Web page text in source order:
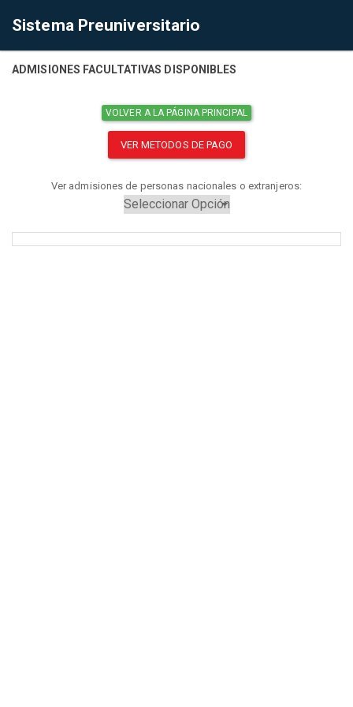
Sistema Preuniversitario
ADMISIONES FACULTATIVAS DISPONIBLES
VOLVER A LA PÁGINA PRINCIPAL
VER METODOS DE PAGO
Ver admisiones de personas nacionales o extranjeros: